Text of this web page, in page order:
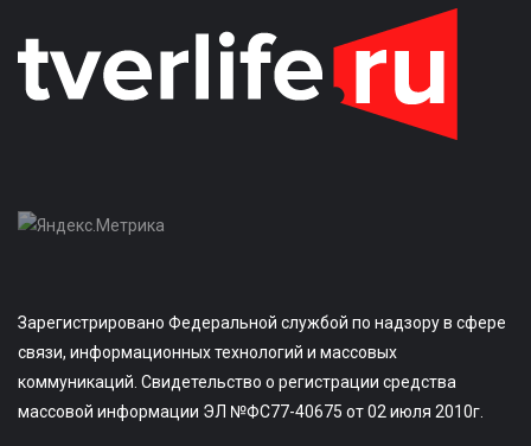
Зарегистрировано Федеральной службой по надзору в сфере
связи, информационных технологий и массовых
коммуникаций. Свидетельство о регистрации средства
массовой информации ЭЛ №ФС77-40675 от 02 июля 2010г.